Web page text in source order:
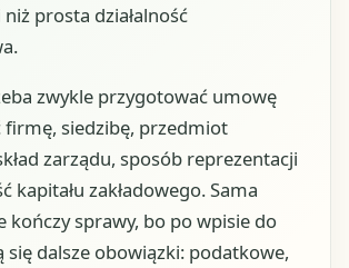
prosta działalność
zwykle przygotować umowę
firmę, siedzibę, przedmiot
zarządu, sposób reprezentacji
kapitału zakładowego. Sama
kończy sprawy, bo po wpisie do
się dalsze obowiązki: podatkowe,